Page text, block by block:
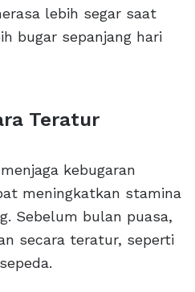
lebih segar saat
bugar sepanjang hari
Teratur
kebugaran
meningkatkan stamina
Sebelum bulan puasa,
secara teratur, seperti